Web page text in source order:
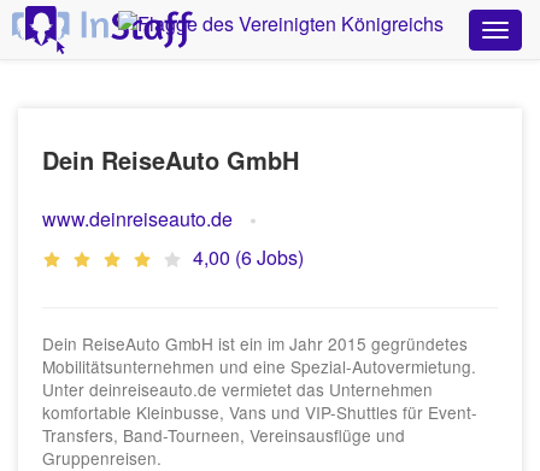
Dein ReiseAuto GmbH
www.deinreiseauto.de
4,00 (6 Jobs)
Dein ReiseAuto GmbH ist ein im Jahr 2015 gegründetes
Mobilitätsunternehmen und eine Spezial-Autovermietung.
Unter deinreiseauto.de vermietet das Unternehmen
komfortable Kleinbusse, Vans und VIP-Shuttles für Event-
Transfers, Band-Tourneen, Vereinsausflüge und
Gruppenreisen.